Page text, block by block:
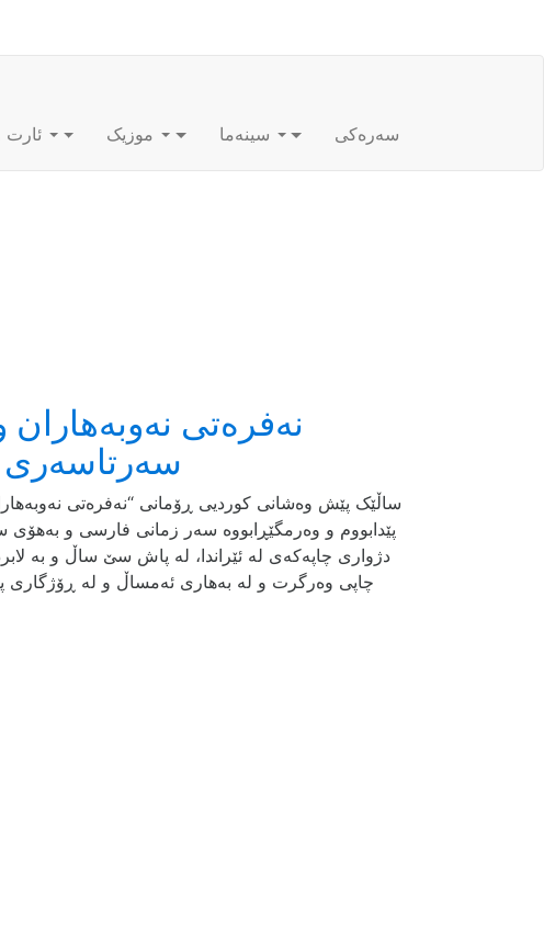
ئارت و دیزاین سەرەکی
نەفرەتی
سەرتاسەری
ساڵێک پێش وەشانی کوردیی ڕۆمانی “نەفرەتی
پێدابووم و وەرمگێڕابووە سەر زمانی فارسی و
دژواری چاپەکەی لە ئێراندا، لە پاش سێ ساڵ و بە
چاپی وەرگرت و لە بەهاری ئەمساڵ و لە ڕۆژگاری